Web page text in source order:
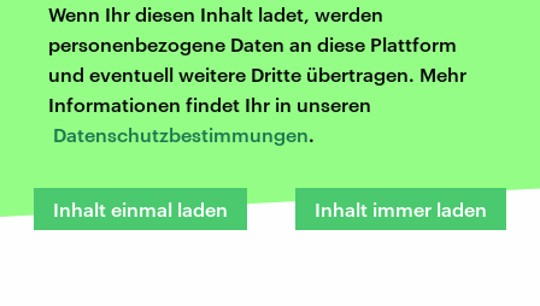
Wenn Ihr diesen Inhalt ladet, werden
personenbezogene Daten an diese Plattform
und eventuell weitere Dritte übertragen. Mehr
Informationen findet Ihr in unseren
Datenschutzbestimmungen.
Inhalt einmal laden Inhalt immer laden